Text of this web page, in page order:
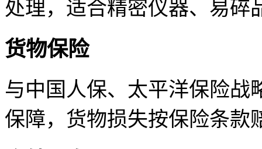
处理，适合精密仪器、易碎
货物保险
与中国人保、太平洋保险战
保障，货物损失按保险条款